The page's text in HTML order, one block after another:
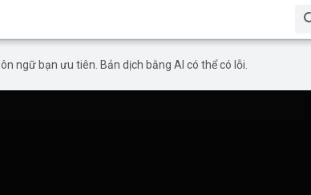
ngữ bạn ưu tiên. Bản dịch bằng AI có thể có lỗi.